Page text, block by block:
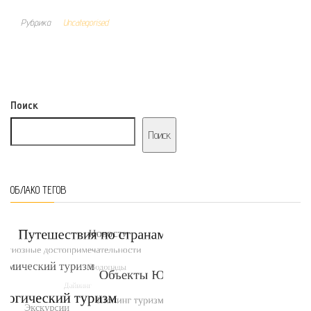
Рубрика Uncategorised
Поиск
Поиск
ОБЛАКО ТЕГОВ